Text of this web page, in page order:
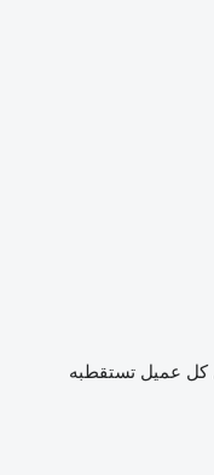
كل عميل تستقطبه